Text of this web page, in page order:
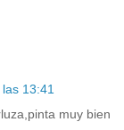
13:41
muy bien